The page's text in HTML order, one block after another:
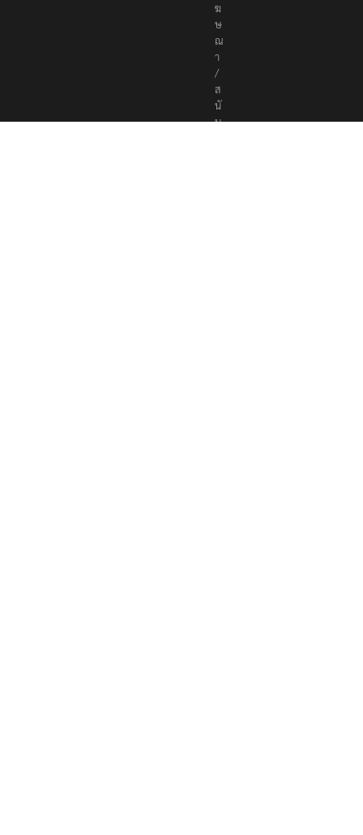
ฆ
ษ
ณ
า
/
ส
นั
บ